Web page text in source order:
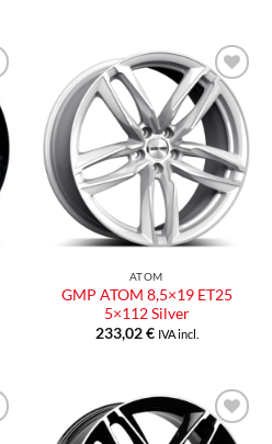
ATOM
GMP ATOM 8,5×19 ET25
5×112 Silver
233,02€ IVA incl.